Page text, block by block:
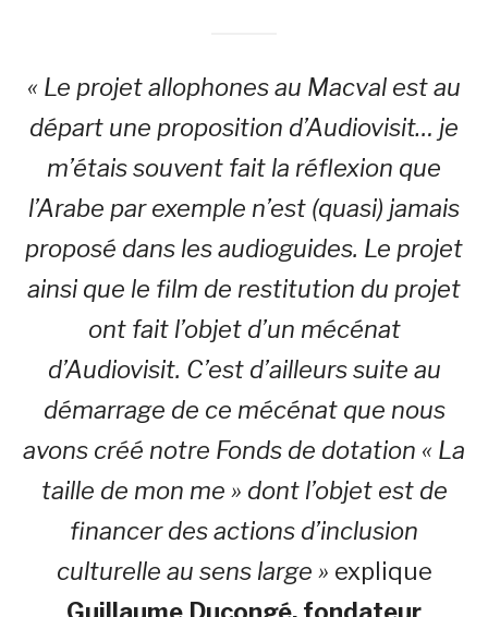
« Le projet allophones au Macval est au
départ une proposition d’Audiovisit… je
m’étais souvent fait la réflexion que
l’Arabe par exemple n’est (quasi) jamais
proposé dans les audioguides. Le projet
ainsi que le film de restitution du projet
ont fait l’objet d’un mécénat
d’Audiovisit. C’est d’ailleurs suite au
démarrage de ce mécénat que nous
avons créé notre Fonds de dotation « La
taille de mon me » dont l’objet est de
financer des actions d’inclusion
culturelle au sens large » explique
Guillaume Ducongé, fondateur